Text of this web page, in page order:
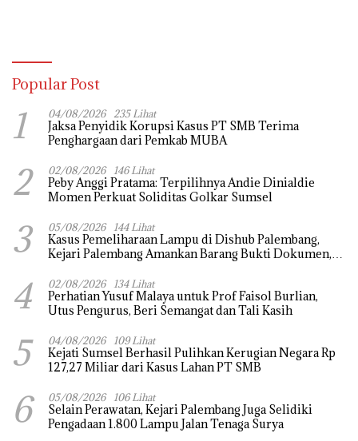
Popular Post
1 04/08/2026 235 Lihat
Jaksa Penyidik Korupsi Kasus PT SMB Terima
Penghargaan dari Pemkab MUBA
2 02/08/2026 146 Lihat
Peby Anggi Pratama: Terpilihnya Andie Dinialdie
Momen Perkuat Soliditas Golkar Sumsel
3 05/08/2026 144 Lihat
Kasus Pemeliharaan Lampu di Dishub Palembang,
Kejari Palembang Amankan Barang Bukti Dokumen,
4 02/08/2026 134 Lihat
Perhatian Yusuf Malaya untuk Prof Faisol Burlian,
Utus Pengurus, Beri Semangat dan Tali Kasih
5 04/08/2026 109 Lihat
Kejati Sumsel Berhasil Pulihkan Kerugian Negara Rp
127,27 Miliar dari Kasus Lahan PT SMB
6 05/08/2026 106 Lihat
Selain Perawatan, Kejari Palembang Juga Selidiki
Pengadaan 1.800 Lampu Jalan Tenaga Surya